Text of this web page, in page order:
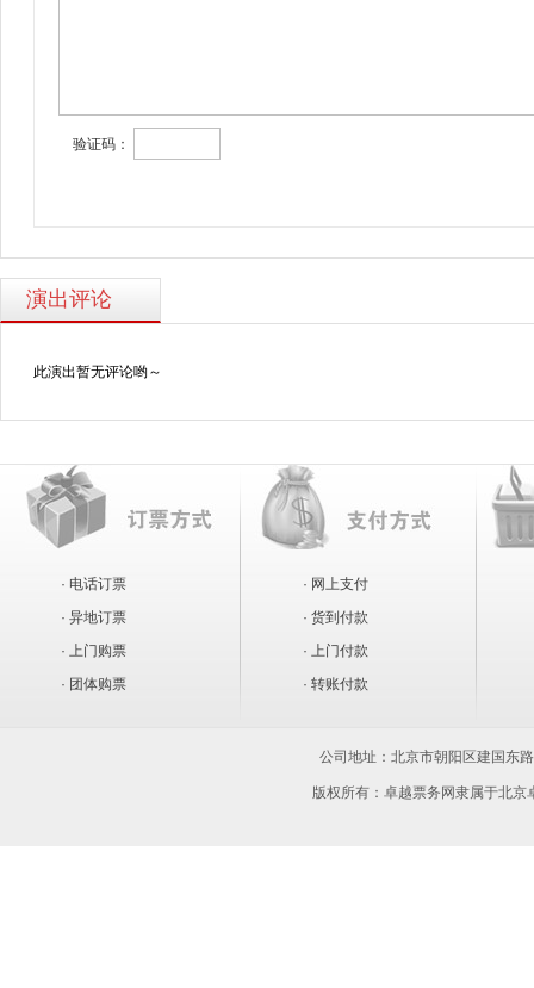
验证码：
演出评论
此演出暂无评论哟～
· 电话订票
· 异地订票
· 上门购票
· 团体购票
· 网上支付
· 货到付款
· 上门付款
· 转账付款
公司地址： 北京市朝阳区建国东
版权所有：卓越票务网隶属于北